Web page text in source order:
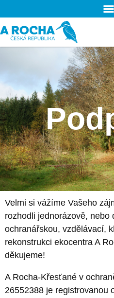
Velmi si vážíme Vašeho
rozhodli jednorázově, nebo
ochranářskou, vzdělávací,
rekonstrukci ekocentra A
děkujeme!
A Rocha-Křesťané v
26552388 je registrovanou